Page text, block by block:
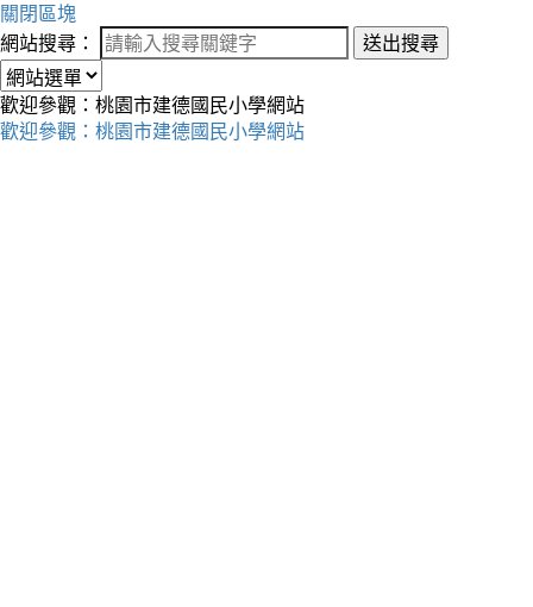
關閉區塊
網站搜尋：
送出搜尋
歡迎參觀：桃園市建德國民小學網站
歡迎參觀：桃園市建德國民小學網站